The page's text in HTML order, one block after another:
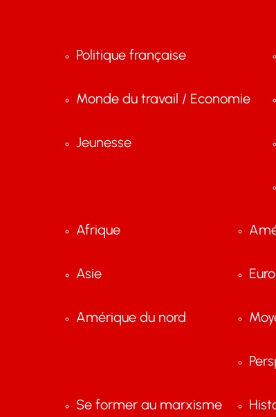
Politique française
Monde du travail / Economie
Jeunesse
Afrique
Asie
Amérique du nord
Se former au marxisme